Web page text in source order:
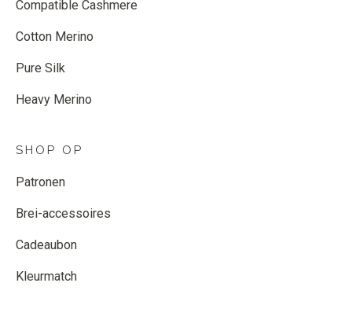
Compatible Cashmere
Cotton Merino
Pure Silk
Heavy Merino
SHOP OP
Patronen
Brei-accessoires
Cadeaubon
Kleurmatch